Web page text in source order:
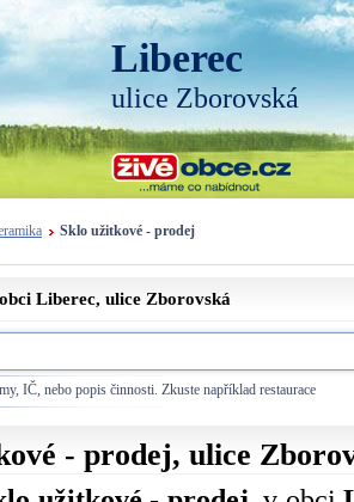
Liberec
ulice Zborovská
Sklo užitkové - prodej
Liberec, ulice Zborovská
IČ, nebo popis činnosti. Zkuste například restaurace
- prodej, ulice